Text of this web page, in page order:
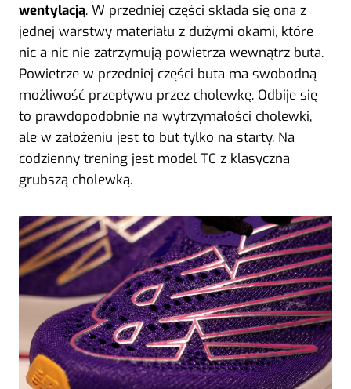
wentylacją. W przedniej części składa się ona z
jednej warstwy materiału z dużymi okami, które
nic a nic nie zatrzymują powietrza wewnątrz buta.
Powietrze w przedniej części buta ma swobodną
możliwość przepływu przez cholewkę. Odbije się
to prawdopodobnie na wytrzymałości cholewki,
ale w założeniu jest to but tylko na starty. Na
codzienny trening jest model TC z klasyczną
grubszą cholewką.